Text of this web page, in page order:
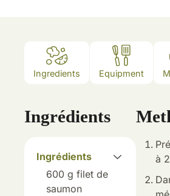
Ingredients Equipment
Ingrédients
Ingrédients
600 g filet de
saumon
à